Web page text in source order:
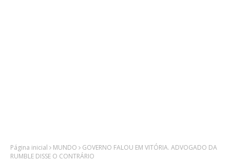
Página inicial MUNDO
GOVERNO FALOU EM VITÓRIA. ADVOGADO DA
RUMBLE DISSE O CONTRÁRIO